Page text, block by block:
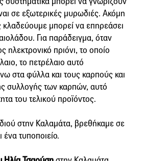
σε εξωτερικές μυρωδιές. Ακόμη
κλαδεύουμε μπορεί να επηρεάσει
Για παράδειγμα, όταν
ηλεκτρονικό πριόνι, το οποίο
το πετρέλαιο αυτό
στα φύλλα και τους καρπούς και
συλλογής των καρπών, αυτό
του τελικού προϊόντος.
στην Καλαμάτα, βρεθήκαμε σε
ένα τυποποιείο.